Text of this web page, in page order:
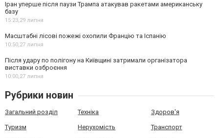
Іран уперше після паузи Трампа атакував ракетами американську
базу
15:23,29 липня
Масштабні лісові пожежі охопили Францію та Іспанію
10:50,27 липня
Після удару по полігону на Київщині затримали організатора
виставки озброєння
10:00,27 липня
Рубрики новин
Загальний розділ Техніка Здоров'я
Туризм Нерухомість Транспорт